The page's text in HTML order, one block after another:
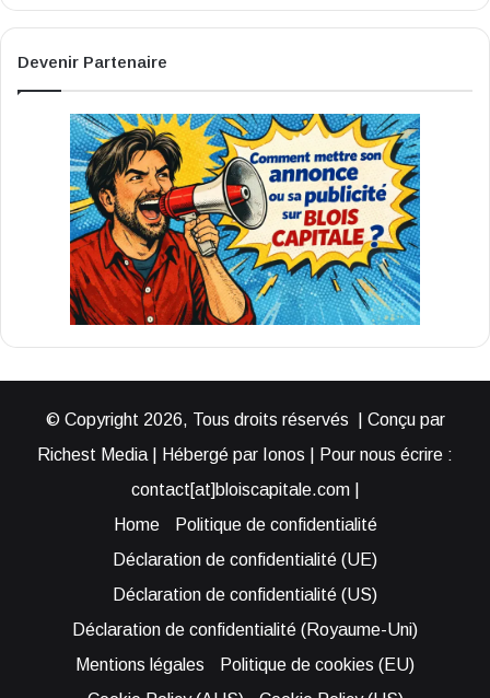
Devenir Partenaire
© Copyright 2026, Tous droits réservés | Conçu par
Richest Media | Hébergé par Ionos | Pour nous écrire :
contact[at]bloiscapitale.com |
Home
Politique de confidentialité
Déclaration de confidentialité (UE)
Déclaration de confidentialité (US)
Déclaration de confidentialité (Royaume-Uni)
Mentions légales
Politique de cookies (EU)